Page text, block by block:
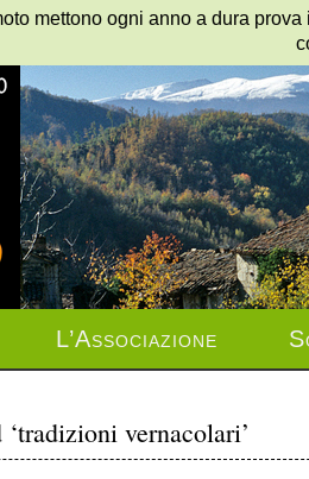
L’Associazione
‘tradizioni vernacolari’
mettono ogni anno a dura